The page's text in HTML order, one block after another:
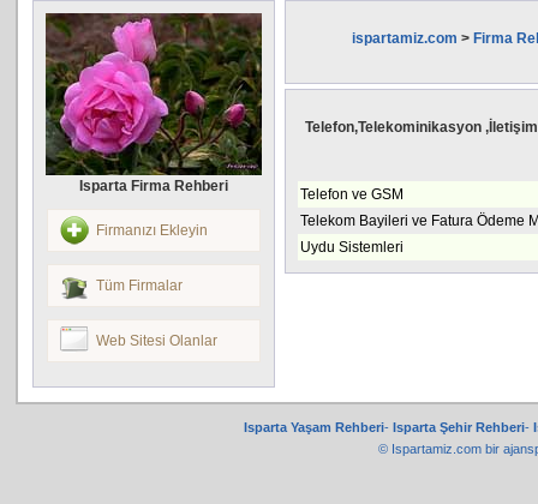
Isparta Firma Rehberi
Firmanızı Ekleyin
Tüm Firmalar
Web Sitesi Olanlar
ispartamiz.com > Firma
Telefon,Telekominikasyon
Telefon ve GSM
Telekom Bayileri ve Fatura Ödeme
Uydu Sistemleri
Isparta Yaşam Rehberi- Isparta Şehir Rehberi-
© Ispartamiz.com bir